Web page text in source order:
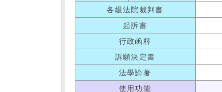
各級法院裁判書
起訴書
行政函釋
訴願決定書
法學論著
使用功能